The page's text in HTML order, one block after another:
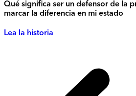
Qué significa ser un defensor de la
marcar la diferencia en mi estado
Lea la historia